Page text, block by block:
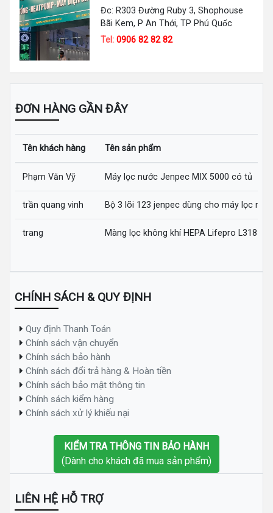
Đc: R303 Đường Ruby 3, Shophouse
Bãi Kem, P An Thới, TP Phú Quốc
Tel:0906 82 82 82
ĐƠN HÀNG GẦN ĐÂY
Tên khách hàng Tên sản phẩm
Phạm Văn Vỹ Máy lọc nước Jenpec MIX 5000 có tủ
trần quang vinh Bộ 3 lõi 123 jenpec dùng cho máy lọc
trang Màng lọc không khí HEPA Lifepro L318-AZ
CHÍNH SÁCH & QUY ĐỊNH
Quy định Thanh Toán
Chính sách vận chuyển
Chính sách bảo hành
Chính sách đổi trả hàng & Hoàn tiền
Chính sách bảo mật thông tin
Chính sách kiểm hàng
Chính sách xử lý khiếu nại
KIỂM TRA THÔNG TIN BẢO HÀNH
(Dành cho khách đã mua sản phẩm)
LIÊN HỆ HỖ TRỢ